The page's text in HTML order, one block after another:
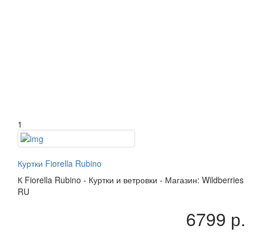
1
Куртки Fiorella Rubino
К Fiorella Rubino - Куртки и ветровки - Магазин: Wildberries
RU
6799 р.